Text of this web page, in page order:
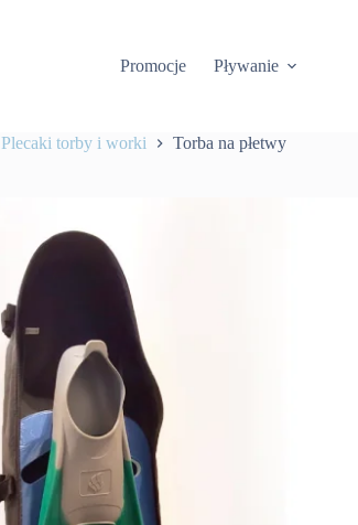
Promocje
Pływanie
Plecaki torby i worki Torba na płetwy